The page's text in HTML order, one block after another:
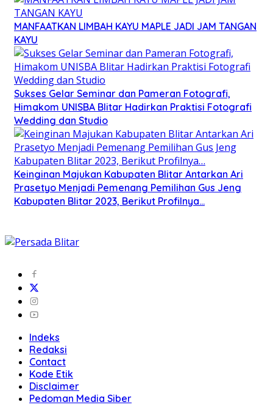
MANFAATKAN LIMBAH KAYU MAPLE JADI JAM TANGAN
KAYU
Sukses Gelar Seminar dan Pameran Fotografi,
Himakom UNISBA Blitar Hadirkan Praktisi Fotografi
Wedding dan Studio
Keinginan Majukan Kabupaten Blitar Antarkan Ari
Prasetyo Menjadi Pemenang Pemilihan Gus Jeng
Kabupaten Blitar 2023, Berikut Profilnya…
Indeks
Redaksi
Contact
Kode Etik
Disclaimer
Pedoman Media Siber